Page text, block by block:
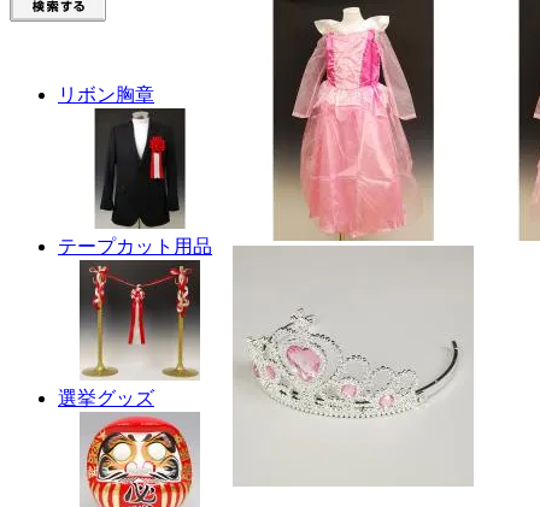
リボン胸章
テープカット用品
選挙グッズ